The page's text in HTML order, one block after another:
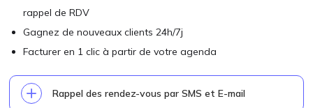
rappel de RDV
Gagnez de nouveaux clients 24h/7j
Facturer en 1 clic à partir de votre agenda
Rappel des rendez-vous par SMS et E-mail